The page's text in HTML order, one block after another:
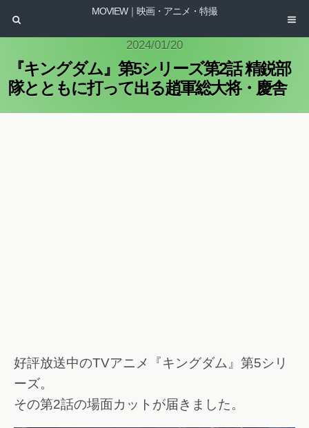
MOVIEW｜映画・アニメ・特撮
2024/01/20
『キングダム』第5シリーズ第2話 精鋭部
隊とともに打って出る趙軍総大将・慶舎
好評放送中のTVアニメ『キングダム』第5シリ
ーズ。
その第2話の場面カットが届きました。